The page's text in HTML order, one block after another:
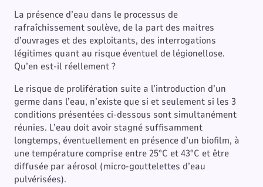
La présence d’eau dans le processus de
rafraîchissement soulève, de la part des maitres
d’ouvrages et des exploitants, des interrogations
légitimes quant au risque éventuel de légionellose.
Qu’en est-il réellement ?
Le risque de prolifération suite a l’introduction d’un
germe dans l’eau, n’existe que si et seulement si les 3
conditions présentées ci-dessous sont simultanément
réunies. L’eau doit avoir stagné suffisamment
longtemps, éventuellement en présence d’un biofilm, à
une température comprise entre 25°C et 43°C et être
diffusée par aérosol (micro-gouttelettes d’eau
pulvérisées).